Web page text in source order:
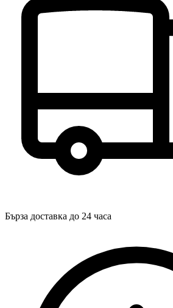
Бърза доставка до 24 часа